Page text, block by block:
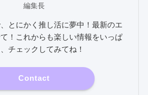
編集長
とにかく推し活に夢中！最新のエ
！これからも楽しい情報をいっぱ
チェックしてみてね！
Contact